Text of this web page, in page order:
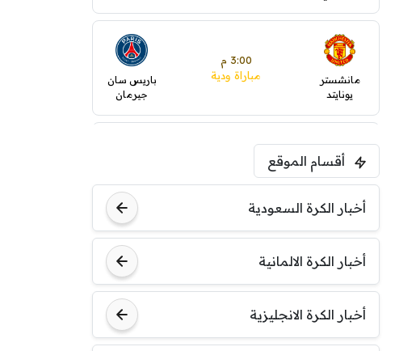
مانشستر
يونايتد
3:00 م
مباراة ودية
باريس سان
جيرمان
فرينتسفاروشي ريال مدريد
مباراة ودية
نوتنغهام
فورست
8:00 م
أقسام الموقع
أخبار الكرة السعودية
أخبار الكرة الالمانية
أخبار الكرة الانجليزية